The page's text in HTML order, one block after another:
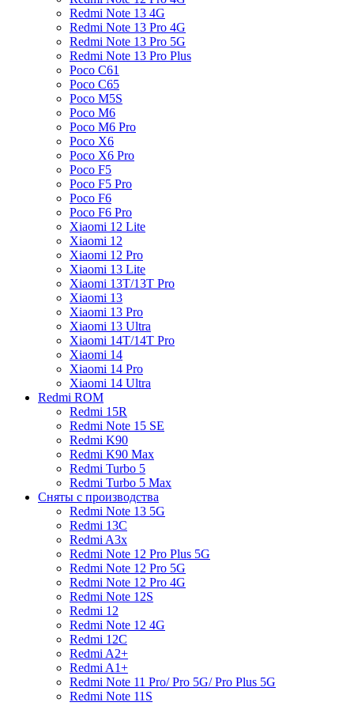
Redmi Note 13 4G
Redmi Note 13 Pro 4G
Redmi Note 13 Pro 5G
Redmi Note 13 Pro Plus
Poco C61
Poco C65
Poco M5S
Poco M6
Poco M6 Pro
Poco X6
Poco X6 Pro
Poco F5
Poco F5 Pro
Poco F6
Poco F6 Pro
Xiaomi 12 Lite
Xiaomi 12
Xiaomi 12 Pro
Xiaomi 13 Lite
Xiaomi 13T/13T Pro
Xiaomi 13
Xiaomi 13 Pro
Xiaomi 13 Ultra
Xiaomi 14T/14T Pro
Xiaomi 14
Xiaomi 14 Pro
Xiaomi 14 Ultra
Redmi ROM
Redmi 15R
Redmi Note 15 SE
Redmi K90
Redmi K90 Max
Redmi Turbo 5
Redmi Turbo 5 Max
Сняты с производства
Redmi Note 13 5G
Redmi 13C
Redmi A3x
Redmi Note 12 Pro Plus 5G
Redmi Note 12 Pro 5G
Redmi Note 12 Pro 4G
Redmi Note 12S
Redmi 12
Redmi Note 12 4G
Redmi 12C
Redmi A2+
Redmi A1+
Redmi Note 11 Pro/ Pro 5G/ Pro Plus 5G
Redmi Note 11S